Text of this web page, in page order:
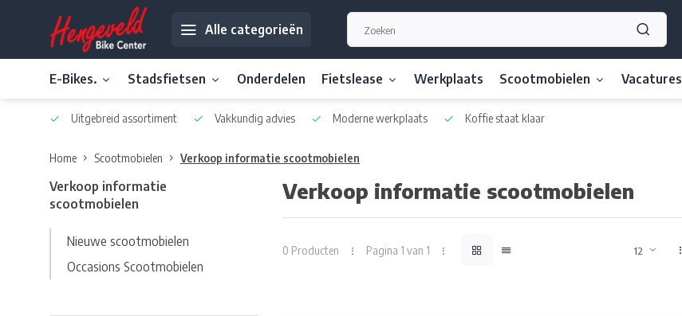
Alle categorieën
E-Bikes. Stadsfietsen Onderdelen Fietslease Werkplaats Scootmobielen Vacatures
Uitgebreid assortiment Vakkundig advies Moderne werkplaats Koffie staat klaar
Home Scootmobielen Verkoop informatie scootmobielen
Verkoop informatie
scootmobielen
Nieuwe scootmobielen
Occasions Scootmobielen
Verkoop informatie scootmobielen
0 Producten Pagina 1 van 1